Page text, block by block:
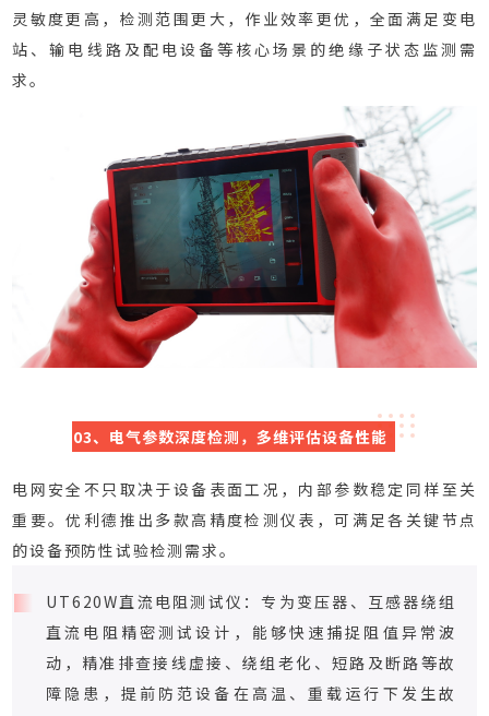
灵敏度更高，检测范围更大，作业效率更优，全面满足变电
站、输电线路及配电设备等核心场景的绝缘子状态监测需
求。
03、电气参数深度检测，多维评估设备性能
电网安全不只取决于设备表面工况，内部参数稳定同样至关
重要。优利德推出多款高精度检测仪表，可满足各关键节点
的设备预防性试验检测需求。
UT620W直流电阻测试仪：专为变压器、互感器绕组
直流电阻精密测试设计，能够快速捕捉阻值异常波
动，精准排查接线虚接、绕组老化、短路及断路等故
障隐患，提前防范设备在高温、重载运行下发生故